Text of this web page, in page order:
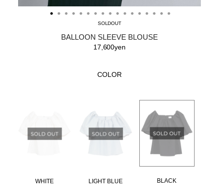
SOLDOUT
BALLOON SLEEVE BLOUSE
17,600yen
COLOR
WHITE LIGHT BLUE BLACK